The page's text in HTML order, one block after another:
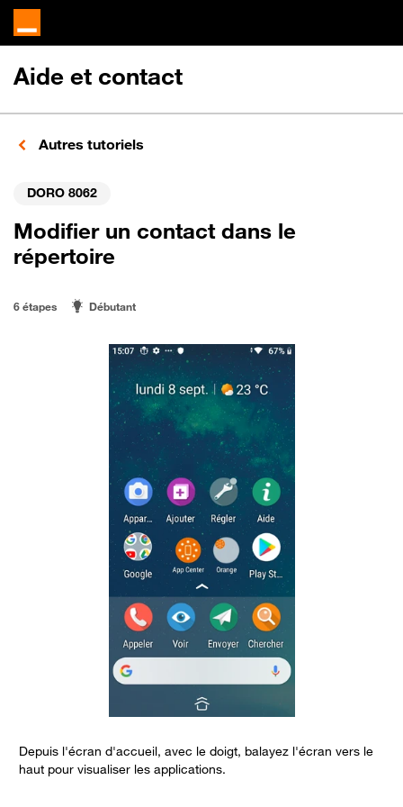
Aide et contact
Autres tutoriels
DORO 8062
Modifier un contact dans le
répertoire
6 étapes Débutant
Depuis l'écran d'accueil, avec le doigt, balayez l'écran vers le
haut pour visualiser les applications.